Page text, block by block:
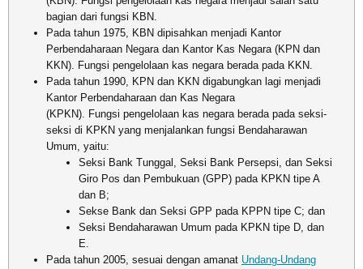
bagian dari fungsi KBN.
Pada tahun 1975, KBN dipisahkan menjadi Kantor
Perbendaharaan Negara dan Kantor Kas Negara (KPN dan
KKN). Fungsi pengelolaan kas negara berada pada KKN.
Pada tahun 1990, KPN dan KKN digabungkan lagi menjadi
Kantor Perbendaharaan dan Kas Negara
(KPKN). Fungsi pengelolaan kas negara berada pada seksi-
seksi di KPKN yang menjalankan fungsi Bendaharawan
Umum, yaitu:
Seksi Bank Tunggal, Seksi Bank Persepsi, dan Seksi
Giro Pos dan Pembukuan (GPP) pada KPKN tipe A
dan B;
Sekse Bank dan Seksi GPP pada KPPN tipe C; dan
Seksi Bendaharawan Umum pada KPKN tipe D, dan
E.
Pada tahun 2005, sesuai dengan amanat Undang-Undang